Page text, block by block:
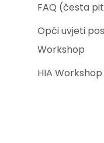
FAQ (česta
Opći uvjeti
Workshop
HIA